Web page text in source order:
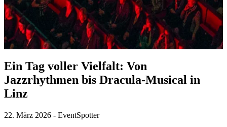
Ein Tag voller Vielfalt: Von
Jazzrhythmen bis Dracula-Musical in
Linz
22. März 2026 - EventSpotter